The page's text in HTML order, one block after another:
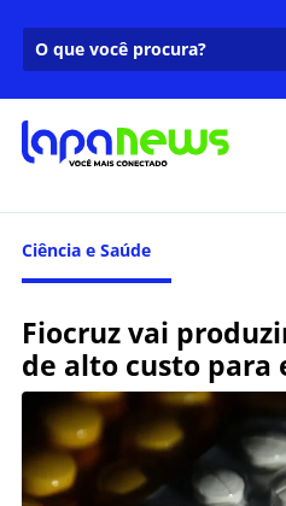
Ciência e Saúde
Fiocruz vai
de alto custo para